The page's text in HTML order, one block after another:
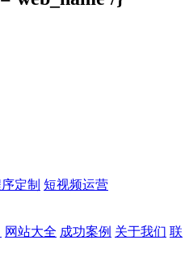
定制 短视频运营
网站大全 成功案例 关于我们 联